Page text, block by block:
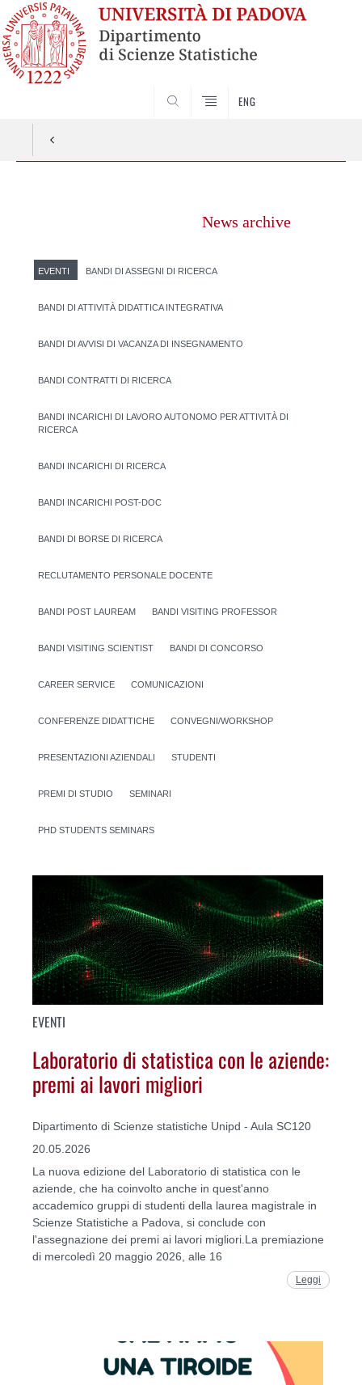
ENG
News archive
EVENTI BANDI DI ASSEGNI DI RICERCA
BANDI DI ATTIVITÀ DIDATTICA INTEGRATIVA
BANDI DI AVVISI DI VACANZA DI INSEGNAMENTO
BANDI CONTRATTI DI RICERCA
BANDI INCARICHI DI LAVORO AUTONOMO PER ATTIVITÀ DI
RICERCA
BANDI INCARICHI DI RICERCA
BANDI INCARICHI POST-DOC
BANDI DI BORSE DI RICERCA
RECLUTAMENTO PERSONALE DOCENTE
BANDI POST LAUREAM BANDI VISITING PROFESSOR
BANDI VISITING SCIENTIST BANDI DI CONCORSO
CAREER SERVICE COMUNICAZIONI
CONFERENZE DIDATTICHE CONVEGNI/WORKSHOP
PRESENTAZIONI AZIENDALI STUDENTI
PREMI DI STUDIO SEMINARI
PHD STUDENTS SEMINARS
EVENTI
Laboratorio di statistica con le aziende:
premi ai lavori migliori
Dipartimento di Scienze statistiche Unipd - Aula SC120
20.05.2026
La nuova edizione del Laboratorio di statistica con le
aziende, che ha coinvolto anche in quest'anno
accademico gruppi di studenti della laurea magistrale in
Scienze Statistiche a Padova, si conclude con
l'assegnazione dei premi ai lavori migliori.La premiazione
di mercoledì 20 maggio 2026, alle 16
Leggi